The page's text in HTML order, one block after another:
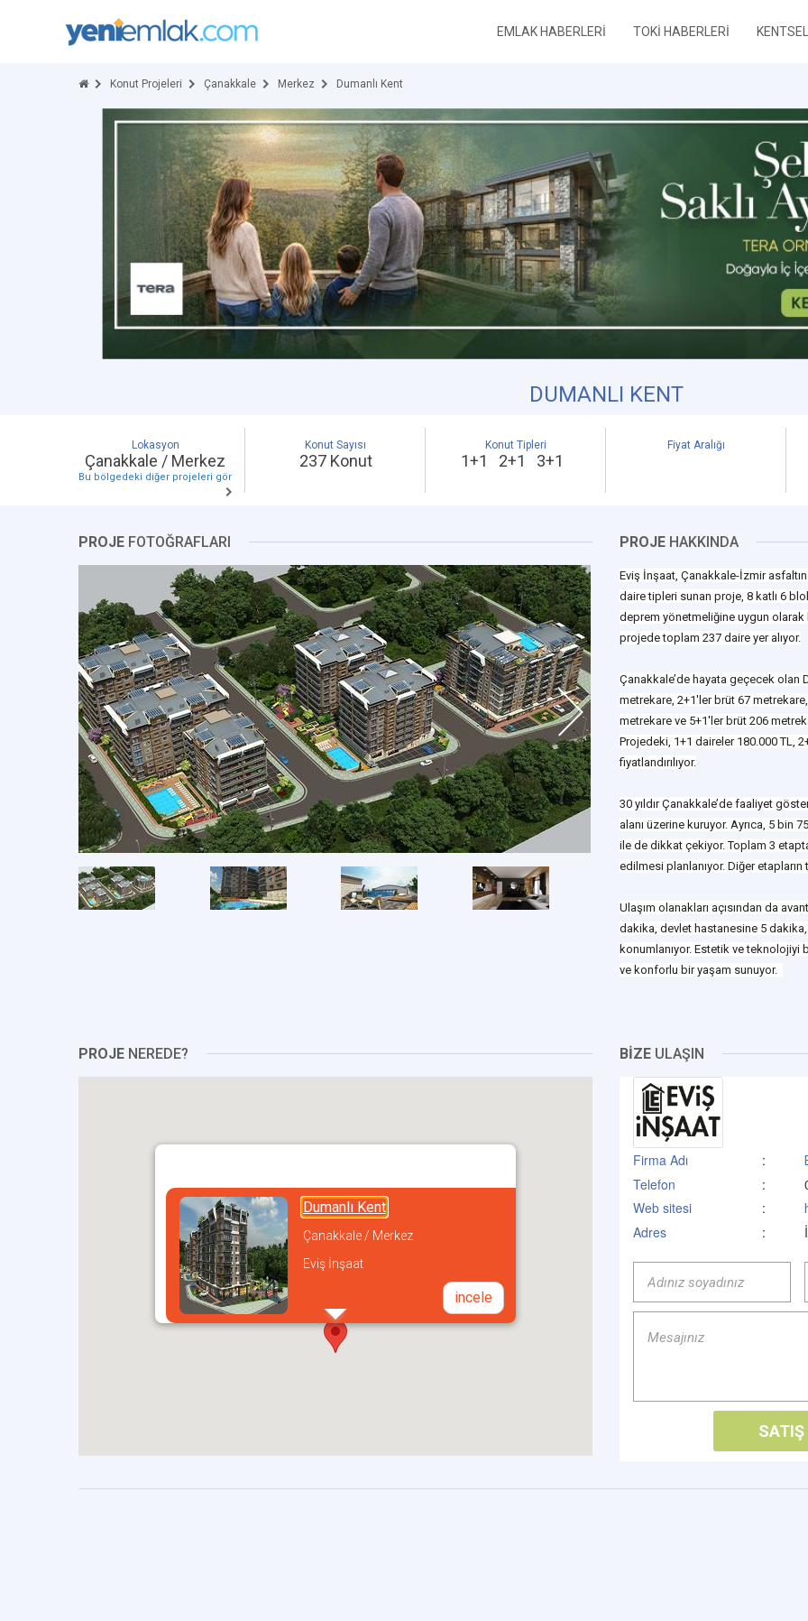
EMLAK HABERLERİ TOKİ HABERLERİ
Konut Projeleri Çanakkale Merkez Dumanlı Kent
DUMANLI KENT
Lokasyon
Çanakkale / Merkez
Bu bölgedeki diğer projeleri gör
Konut Sayısı
237 Konut
Konut Tipleri
1+1 2+1 3+1
Fiyat Aralığı
PROJE FOTOĞRAFLARI PROJE HAKKINDA
Eviş İnşaat, Çanakkale-İzmir
daire tipleri sunan proje, 8 katlı 6
deprem yönetmeliğine uygun olarak
projede toplam 237 daire yer alıyor.
Çanakkale’de hayata geçecek olan
metrekare, 2+1'ler brüt 67
metrekare ve 5+1'ler brüt 206
Projedeki, 1+1 daireler 180.000 TL,
fiyatlandırılıyor.
30 yıldır Çanakkale’de faaliyet
alanı üzerine kuruyor. Ayrıca, 5 bin
ile de dikkat çekiyor. Toplam 3
edilmesi planlanıyor. Diğer
Ulaşım olanakları açısından da
dakika, devlet hastanesine 5
konumlanıyor. Estetik ve teknolojiyi
ve konforlu bir yaşam sunuyor.
PROJE NEREDE?
Dumanlı Kent
Çanakkale / Merkez
Eviş İnşaat
incele
BİZE ULAŞIN
Firma Adı :
Telefon :
Web sitesi
:
Adres :